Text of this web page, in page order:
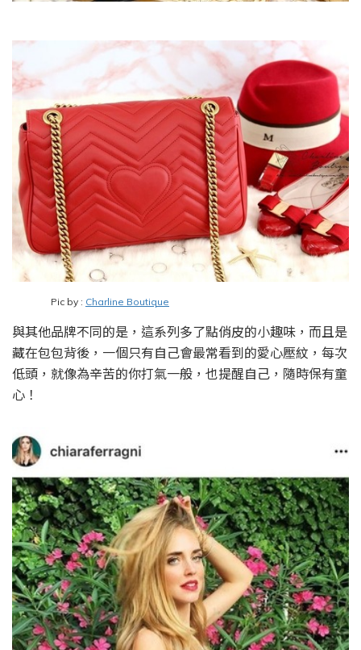
Pic by : Charline Boutique
與其他品牌不同的是 ， 這系列多了點俏皮的小趣味 ， 而且是
藏在包包背後 ， 一個只有自己會最常看到的愛心壓紋 ， 每次
低頭 ， 就像為辛苦的你打氣一般 ， 也提醒自己 ， 隨時保有童
心！